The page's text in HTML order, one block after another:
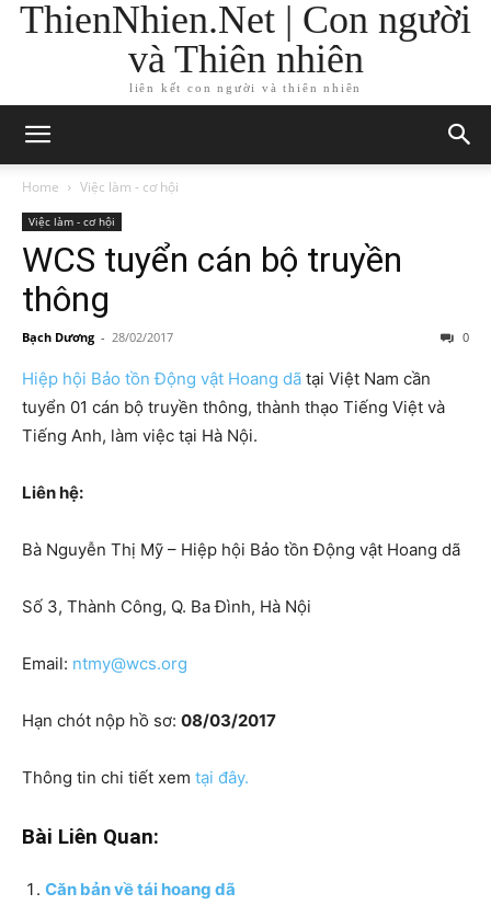
ThienNhien.Net | Con người
và Thiên nhiên
liên kết con người và thiên nhiên
Home Việc làm - cơ hội
Việc làm - cơ hội
WCS tuyển cán bộ truyền
thông
Bạch Dương - 28/02/2017 0
Hiệp hội Bảo tồn Động vật Hoang dã tại Việt Nam cần
tuyển 01 cán bộ truyền thông, thành thạo Tiếng Việt và
Tiếng Anh, làm việc tại Hà Nội.
Liên hệ:
Bà Nguyễn Thị Mỹ – Hiệp hội Bảo tồn Động vật Hoang dã
Số 3, Thành Công, Q. Ba Đình, Hà Nội
Email: ntmy@wcs.org
Hạn chót nộp hồ sơ: 08/03/2017
Thông tin chi tiết xem tại đây.
Bài Liên Quan:
Căn bản về tái hoang dã